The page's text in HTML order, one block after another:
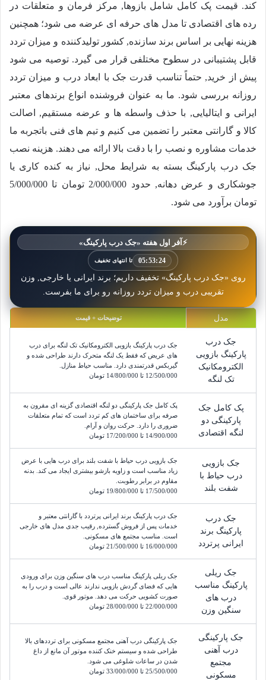
کند. قیمت پک کامل شامل بازوها, مرکز فرمان و متعلقات در
رده های اقتصادی تا مدل های حرفه ای عرضه می شود؛ همچنین
هزینه نهایی بر اساس برند سازنده, کشور تولیدکننده و میزان تردد
قابل پشتیبانی در سطوح مختلفی قرار می گیرد. توصیه می شود
پیش از خرید, حتماً تناسب قدرت جک با ابعاد درب و میزان تردد
روزانه بررسی شود. ما به عنوان فروشنده انواع برندهای معتبر
ایرانی و ایتالیایی, با حذف واسطه ها و عرضه مستقیم, اصالت
کالا و گارانتی معتبر را تضمین می کنیم و تیم های فنی باتجربه ما
خدمات مشاوره و نصب را با دقت بالا ارائه می دهند. هزینه نصب
جک درب پارکینگ بسته به شرایط محل, نیاز به کنده کاری یا
جوشکاری و عرض دهانه, حدود 2/000/000 تومان تا 5/000/000
تومان برآورد می شود.
⚡آفر اول هفته «جک درب پارکینگ»
05:53:23 تا انتهای تخفیف
روی «جک درب پارکینگ» تخفیف داریم؛ برند ایرانی یا خارجی, وزن
تقریبی درب و میزان تردد روزانه رو برای ما بفرست.
مدل توضیحات + قیمت
جک درب
پارکینگ بازویی
الکترومکانیک
تک لنگه
جک درب پارکینگ بازویی الکترومکانیک تک لنگه برای درب
های عریض که فقط یک لنگه متحرک دارند طراحی شده و
گیربکس قدرتمندی دارد. مناسب حیاط منازل.
12/500/000 تا 14/800/000 تومان
پک کامل جک
پارکینگی دو
لنگه اقتصادی
پک کامل جک پارکینگی دو لنگه اقتصادی گزینه ای مقرون به
صرفه برای ساختمان های کم تردد است که تمام متعلقات
ضروری را دارد. حرکت روان و آرام.
14/900/000 تا 17/200/000 تومان
جک بازویی
درب حیاط با
شفت بلند
جک بازویی درب حیاط با شفت بلند برای درب هایی با عرض
زیاد مناسب است و زاویه بازشو بیشتری ایجاد می کند. بدنه
مقاوم در برابر رطوبت.
17/500/000 تا 19/800/000 تومان
جک درب
پارکینگ برند
ایرانی پرتردد
جک درب پارکینگ برند ایرانی پرتردد با گارانتی معتبر و
خدمات پس از فروش گسترده, رقیب جدی مدل های خارجی
است. مناسب مجتمع های مسکونی.
16/000/000 تا 21/500/000 تومان
جک ریلی
پارکینگ مناسب
درب های
سنگین وزن
جک ریلی پارکینگ مناسب درب های سنگین وزن برای ورودی
هایی که فضای گردش بازویی ندارند عالی است و درب را به
صورت کشویی حرکت می دهد. موتور قوی.
22/000/000 تا 28/000/000 تومان
جک پارکینگی
درب آهنی
مجتمع
مسکونی
جک پارکینگی درب آهنی مجتمع مسکونی برای ترددهای بالا
طراحی شده و سیستم خنک کننده موتور آن مانع از داغ
شدن در ساعات شلوغی می شود.
25/500/000 تا 33/000/000 تومان